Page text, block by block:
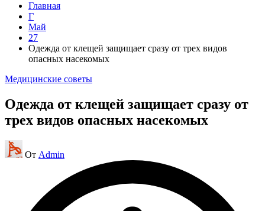
Главная
Г
Май
27
Одежда от клещей защищает сразу от трех видов
опасных насекомых
Опубликовано
Медицинские советы
Одежда от клещей защищает сразу от
трех видов опасных насекомых
Запись
от
От Admin